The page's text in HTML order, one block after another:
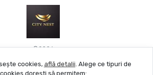
©2026
cookies, află detalii. Alege ce tipuri de
cookies dorești să permitem: